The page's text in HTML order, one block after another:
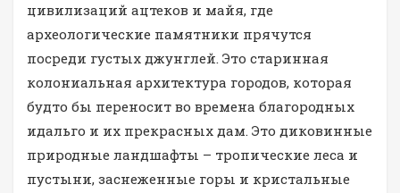
цивилизаций ацтеков и майя, где
археологические памятники прячутся
посреди густых джунглей. Это старинная
колониальная архитектура городов, которая
будто бы переносит во времена благородных
идальго и их прекрасных дам. Это диковинные
природные ландшафты – тропические леса и
пустыни, заснеженные горы и кристальные